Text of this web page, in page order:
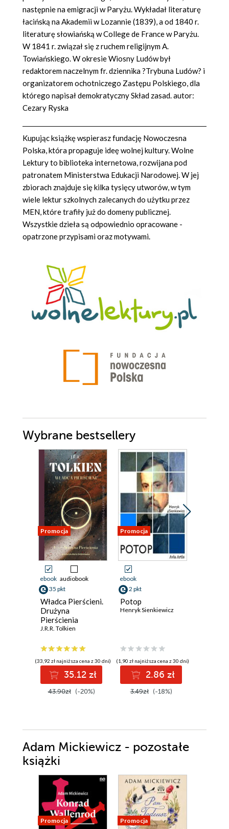
następnie na emigracji w Paryżu. Wykładał literaturę
łacińską na Akademii w Lozannie (1839), a od 1840 r.
literaturę słowiańską w College de France w Paryżu.
W 1841 r. związał się z ruchem religijnym A.
Towiańskiego. W okresie Wiosny Ludów był
redaktorem naczelnym fr. dziennika ?Trybuna Ludów? i
organizatorem ochotniczego Zastępu Polskiego, dla
którego napisał demokratyczny Skład zasad. autor:
Cezary Ryska
Kupując książkę wspierasz fundację Nowoczesna
Polska, która propaguje ideę wolnej kultury. Wolne
Lektury to biblioteka internetowa, rozwijana pod
patronatem Ministerstwa Edukacji Narodowej. W jej
zbiorach znajduje się kilka tysięcy utworów, w tym
wiele lektur szkolnych zalecanych do użytku przez
MEN, które trafiły już do domeny publicznej.
Wszystkie dzieła są odpowiednio opracowane -
opatrzone przypisami oraz motywami.
Wybrane bestsellery
Promocja
ebook audiobook
35 pkt
Władca Pierścieni.
Drużyna
Pierścienia
J.R.R. Tolkien
(33,92 zł najniższa cena z 30 dni)
35.12 zł
43.90zł (-20%)
Promocja
ebook
2 pkt
Potop
Henryk Sienkiewicz
(1,90 zł najniższa cena z 30 dni)
2.86 zł
3.49zł (-18%)
Adam Mickiewicz - pozostałe
książki
Promocja Promocja